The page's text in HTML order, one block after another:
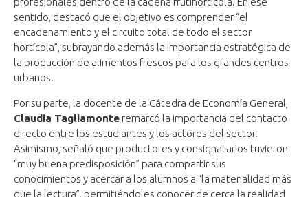
sentido, destacó que el objetivo es comprender “el
encadenamiento y el circuito total de todo el sector
hortícola”, subrayando además la importancia estratégica de
la producción de alimentos frescos para los grandes centros
urbanos.
Por su parte, la docente de la Cátedra de Economía General,
Claudia Tagliamonte remarcó la importancia del contacto
directo entre los estudiantes y los actores del sector.
Asimismo, señaló que productores y consignatarios tuvieron
“muy buena predisposición” para compartir sus
conocimientos y acercar a los alumnos a “la materialidad más
que la lectura”, permitiéndoles conocer de cerca la realidad